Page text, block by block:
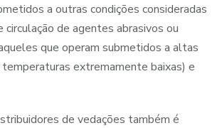
a outras condições consideradas
de agentes abrasivos ou
que operam submetidos a altas
extremamente baixas) e
de vedações também é